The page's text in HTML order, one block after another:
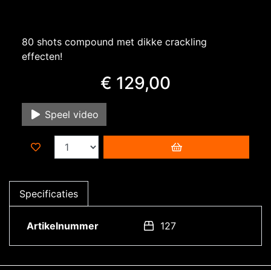
80 shots compound met dikke crackling
effecten!
€ 129,00
Speel video
Specificaties
Artikelnummer 127